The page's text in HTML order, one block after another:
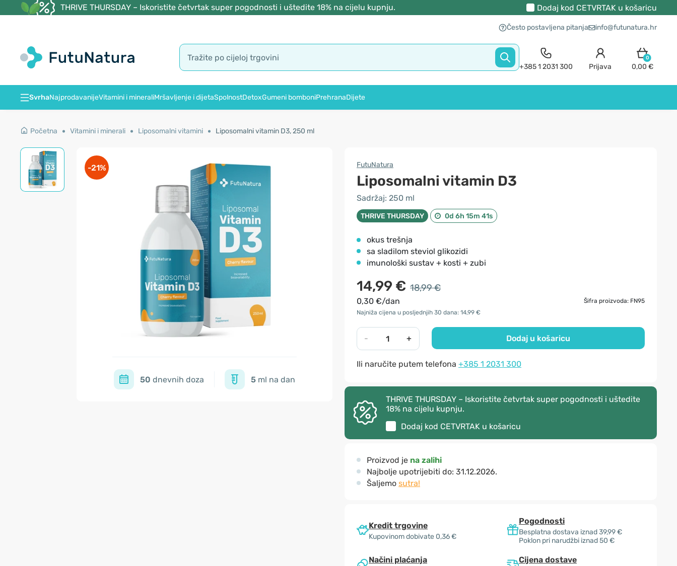
THRIVE THURSDAY – Iskoristite četvrtak super pogodnosti i uštedite 18% na cijelu kupnju. Dodaj kod CETVRTAKu košaricu
Često postavljena pitanja info@futunatura.hr
+385 1 2031 300 Prijava
0
0,00 €
SvrhaNajprodavanijeVitamini i mineraliMršavljenje i dijetaSpolnostDetoxGumeni bomboniPrehranaDijete
Početna Vitamini i minerali Liposomalni vitamini Liposomalni vitamin D3, 250 ml
-21%
50 dnevnih doza 5 ml na dan
FutuNatura
Liposomalni vitamin D3
Sadržaj: 250 ml
THRIVE THURSDAY 0d 6h 15m 40s
okus trešnja
sa sladilom steviol glikozidi
imunološki sustav + kosti + zubi
14,99 € 18,99 €
0,30 €/dan
Šifra proizvoda: FN95
Najniža cijena u posljednjih 30 dana: 14,99 €
- + Dodaj u košaricu
Ili naručite putem telefona +385 1 2031 300
THRIVE THURSDAY – Iskoristite četvrtak super pogodnosti i uštedite
18% na cijelu kupnju.
Dodaj kod CETVRTAK u košaricu
Proizvod je na zalihi
Najbolje upotrijebiti do: 31.12.2026.
Šaljemo sutra!
Kredit trgovine
Kupovinom dobivate 0,36 €
Pogodnosti
Besplatna dostava iznad 39,99 €
Poklon pri narudžbi iznad 50 €
Načini plaćanja Cijena dostave